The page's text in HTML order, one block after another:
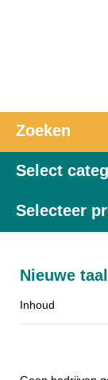
Zoeken
Select
Selecteer
Nieuwe
Inhoud